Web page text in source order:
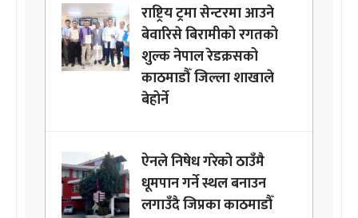
राष्ट्रिय ट्रमा सेन्टरमा आउने
बेवारिसे बिरामीको रगतको
शुल्क नेपाल रेडक्रसको
काठमाडौँ जिल्ला शाखाले
बेहोर्ने
ऐनले निषेध गरेको ठाउँमै
धूमपान गर्ने स्थल बनाउन
लगाउँदै जिप्रका काठमाडौँ